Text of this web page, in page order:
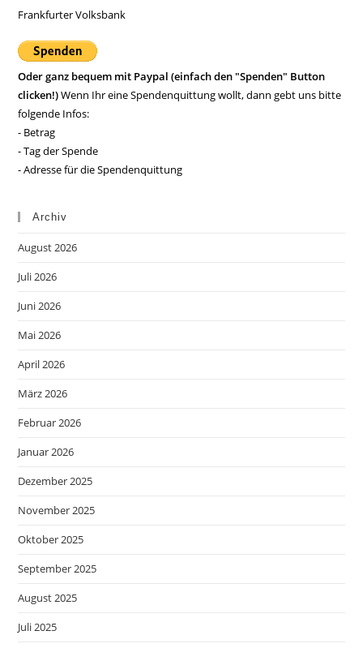
Frankfurter Volksbank
Oder ganz bequem mit Paypal (einfach den "Spenden" Button
clicken!)Wenn Ihr eine Spendenquittung wollt, dann gebt uns bitte
folgende Infos:
- Betrag
- Tag der Spende
- Adresse für die Spendenquittung
Archiv
August 2026
Juli 2026
Juni 2026
Mai 2026
April 2026
März 2026
Februar 2026
Januar 2026
Dezember 2025
November 2025
Oktober 2025
September 2025
August 2025
Juli 2025